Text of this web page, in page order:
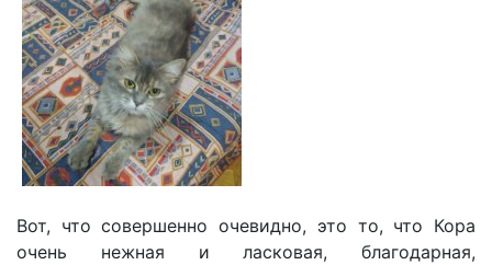
Вот, что совершенно очевидно, это то, что Кора
очень нежная и ласковая, благодарная,